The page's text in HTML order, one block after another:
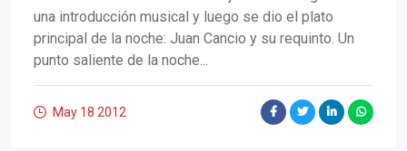
una introducción musical y luego se dio el plato
principal de la noche: Juan Cancio y su requinto. Un
punto saliente de la noche...
May 18 2012